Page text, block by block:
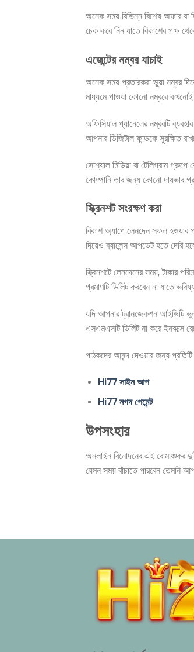
অনেক সময় বিভিন্ন বিশেষ অফার বা
চেক করে নিন যাতে বিকাশের পক্ষ
এজেন্টের নম্বর যাচাই
অনেক সময় প্রতারকরা ভুয়া নম্বর
মাধ্যমে পাওয়া কোনো নম্বরে কখনোই
অফিসিয়াল প্যানেলের নম্বরটি
আপনার ডিজিটাল ফান্ডকে সুরক্ষিত
সোশ্যাল মিডিয়া বা টেলিগ্রাম
কোম্পানি তার জন্য কোনো দায়ভার
স্ক্রিনশট সংরক্ষণ করা
বিকাশ অ্যাপে লেনদেন সফল হওয়ার
দিয়েও ব্যালেন্স আপডেট হতে দেরি
স্ক্রিনশটে লেনদেনের সময়, টাকার
প্রমাণটি ডিলিট করবেন না যাতে
যদি আপনার ট্রানজেকশন আইডিটি ভুল
এসএমএসটি ডিলিট না করে ইনবক্সে
পাঠকদের আনন্দ দেওয়ার জন্য
Hi77 সাইন আপ
Hi77 নগদ পেমেন্ট
উপসংহার
অনলাইন বিনোদনের এই রোমাঞ্চকর
যেমন সময় বাঁচাতে পারবেন তেমনি